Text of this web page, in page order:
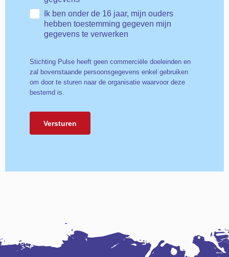
Ik ben onder de 16 jaar, mijn ouders
hebben toestemming gegeven mijn
gegevens te verwerken
Stichting Pulse heeft geen commerciële doeleinden en
zal bovenstaande persoonsgegevens enkel gebruiken
om door te sturen naar de organisatie waarvoor deze
bestemd is.